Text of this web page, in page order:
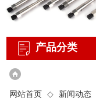
产品分类
网站首页 ◇ 新闻动态